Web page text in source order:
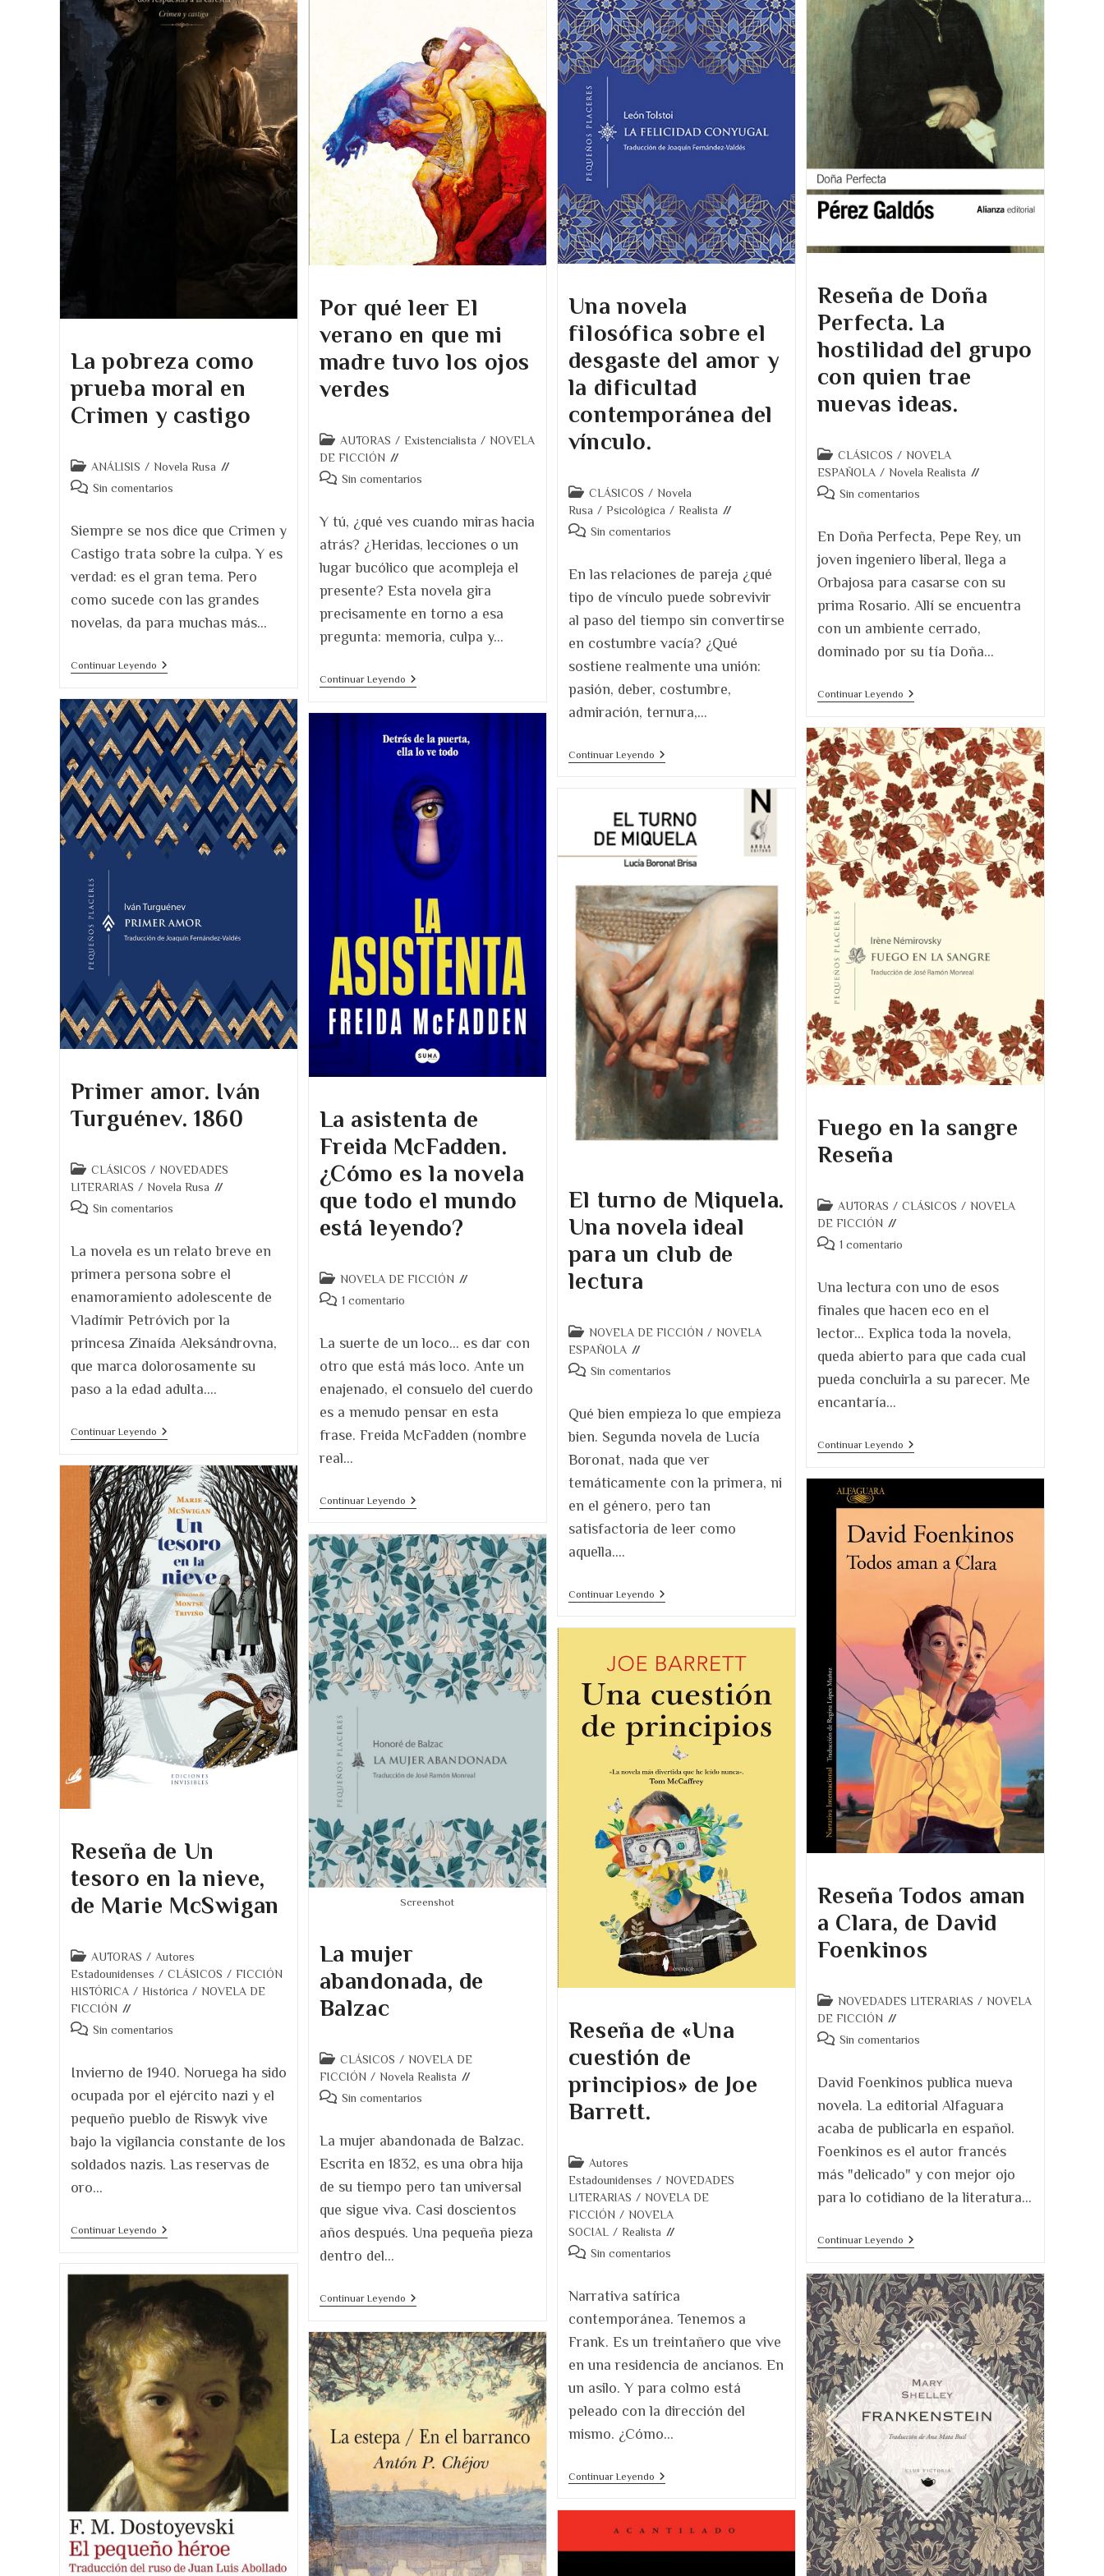
La pobreza como
prueba moral en
Crimen y castigo
Categoría
de
ANÁLISIS / Novela Rusa
Comentarios
entrada:
Sin comentarios
Siempre se nos dice que Crimen y
Castigo trata sobre la culpa. Y es
verdad: es el gran tema. Pero
como sucede con las grandes
novelas, da para muchas más…
Continuar LeyendoLa
Prueba
Moral
En
Crimen
Y
Castigo
Por qué leer El
verano en que mi
madre tuvo los ojos
verdes
Categoría
de
la
AUTORAS / Existencialista / NOVELA
DE FICCIÓN
Comentarios
entrada:
Sin comentarios
Y tú, ¿qué ves cuando miras hacia
atrás? ¿Heridas, lecciones o un
lugar bucólico que acompleja el
presente? Esta novela gira
precisamente en torno a esa
pregunta: memoria, culpa y…
Continuar LeyendoPor
Verano
En
Que
Madre
Tuvo
Los
Ojos
Verdes
Una novela
filosófica sobre el
desgaste del amor y
la dificultad
contemporánea del
vínculo.
Categoría
de
la
CLÁSICOS / Novela
Rusa / Psicológica / Realista
Comentarios
entrada:
Sin comentarios
En las relaciones de pareja ¿qué
tipo de vínculo puede sobrevivir
al paso del tiempo sin convertirse
en costumbre vacía? ¿Qué
sostiene realmente una unión:
pasión, deber, costumbre,
admiración, ternura,…
Continuar LeyendoUna
Desgaste
Del
Amor
Y
Dificultad
Contemporánea
Del
Vínculo.
Reseña de Doña
Perfecta. La
hostilidad del grupo
con quien trae
nuevas ideas.
Categoría
de
la
CLÁSICOS / NOVELA
ESPAÑOLA / Novela Realista
Comentarios
entrada:
Sin comentarios
En Doña Perfecta, Pepe Rey, un
joven ingeniero liberal, llega a
Orbajosa para casarse con su
prima Rosario. Allí se encuentra
con un ambiente cerrado,
dominado por su tía Doña…
Continuar LeyendoReseña
Perfecta.
La
Hostilidad
Del
Grupo
Con
Quien
Trae
Nuevas
Ideas.
Primer amor. Iván
Turguénev. 1860
Categoría
de
la
CLÁSICOS / NOVEDADES
LITERARIAS / Novela Rusa
Comentarios
entrada:
Sin comentarios
La novela es un relato breve en
primera persona sobre el
enamoramiento adolescente de
Vladímir Petróvich por la
princesa Zinaída Aleksándrovna,
que marca dolorosamente su
paso a la edad adulta.…
Continuar LeyendoPrimer
Turguénev.
1860
La asistenta de
Freida McFadden.
¿Cómo es la novela
que todo el mundo
está leyendo?
Categoría
de
NOVELA DE FICCIÓN
Comentarios
entrada:
1 comentario
La suerte de un loco… es dar con
otro que está más loco. Ante un
enajenado, el consuelo del cuerdo
es a menudo pensar en esta
frase. Freida McFadden (nombre
real…
Continuar LeyendoLa
Freida
McFadden.
¿Cómo
Es
La
Novela
Que
Todo
El
Mundo
Está
Leyendo?
Fuego en la sangre
Reseña
Categoría
de
la
AUTORAS / CLÁSICOS / NOVELA
DE FICCIÓN
Comentarios
entrada:
1 comentario
Una lectura con uno de esos
finales que hacen eco en el
lector… Explica toda la novela,
queda abierto para que cada cual
pueda concluirla a su parecer. Me
encantaría…
Continuar LeyendoFuego
El turno de Miquela.
Una novela ideal
para un club de
lectura
Categoría
de
la
NOVELA DE FICCIÓN / NOVELA
ESPAÑOLA
Comentarios
entrada:
Sin comentarios
Qué bien empieza lo que empieza
bien. Segunda novela de Lucía
Boronat, nada que ver
temáticamente con la primera, ni
en el género, pero tan
satisfactoria de leer como
aquella.…
Continuar LeyendoEl
Novela
Ideal
Un
Club
De
Lectura
Reseña de Un
tesoro en la nieve,
de Marie McSwigan
Categoría
de
la
entrada:
AUTORAS / Autores
Estadounidenses / CLÁSICOS / FICCIÓN
HISTÓRICA / Histórica / NOVELA DE
FICCIÓN
Comentarios
entrada:
Sin comentarios
Invierno de 1940. Noruega ha sido
ocupada por el ejército nazi y el
pequeño pueblo de Riswyk vive
bajo la vigilancia constante de los
soldados nazis. Las reservas de
oro…
Continuar LeyendoReseña
En
Nieve,
De
Marie
McSwigan
Reseña Todos aman
a Clara, de David
Foenkinos
Categoría
de
la
NOVEDADES LITERARIAS / NOVELA
DE FICCIÓN
Comentarios
entrada:
Sin comentarios
David Foenkinos publica nueva
novela. La editorial Alfaguara
acaba de publicarla en español.
Foenkinos es el autor francés
más "delicado" y con mejor ojo
para lo cotidiano de la literatura…
Continuar LeyendoReseña
A
Clara,
De
David
Foenkinos
Screenshot
La mujer
abandonada, de
Balzac
Categoría
de
la
CLÁSICOS / NOVELA DE
FICCIÓN / Novela Realista
Comentarios
entrada:
Sin comentarios
La mujer abandonada de Balzac.
Escrita en 1832, es una obra hija
de su tiempo pero tan universal
que sigue viva. Casi doscientos
años después. Una pequeña pieza
dentro del…
Continuar LeyendoLa
De
Balzac
Reseña de «Una
cuestión de
principios» de Joe
Barrett.
Categoría
de
la
entrada:
Autores
Estadounidenses / NOVEDADES
LITERARIAS / NOVELA DE
FICCIÓN / NOVELA
SOCIAL
/ Realista
Comentarios
entrada:
Sin comentarios
Narrativa satírica
contemporánea. Tenemos a
Frank. Es un treintañero que vive
en una residencia de ancianos. En
un asilo. Y para colmo está
peleado con la dirección del
mismo. ¿Cómo…
Continuar LeyendoReseña
De
De